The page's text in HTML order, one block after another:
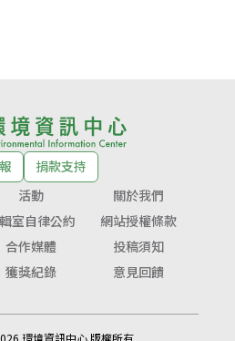
捐款支持
活動
關於我們
室自律公約
網站授權條款
合作媒體
投稿須知
獲獎紀錄 意見回饋
環境資訊中心 版權所有